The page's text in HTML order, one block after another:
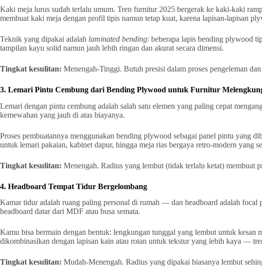
Kaki meja lurus sudah terlalu umum. Tren furnitur 2025 bergerak ke kaki-kaki
membuat kaki meja dengan profil tipis namun tetap kuat, karena lapisan-lapisan
Teknik yang dipakai adalah laminated bending: beberapa lapis bending plywood
tampilan kayu solid namun jauh lebih ringan dan akurat secara dimensi.
Tingkat kesulitan: Menengah-Tinggi. Butuh presisi dalam proses pengeleman
3. Lemari Pintu Cembung dari Bending Plywood untuk Furnitur
Lemari dengan pintu cembung adalah salah satu elemen yang paling cepat
kemewahan yang jauh di atas biayanya.
Proses pembuatannya menggunakan bending plywood sebagai panel pintu yang
untuk lemari pakaian, kabinet dapur, hingga meja rias bergaya retro-modern yang
Tingkat kesulitan: Menengah. Radius yang lembut (tidak terlalu ketat) membuat
4. Headboard Tempat Tidur Bergelombang
Kamar tidur adalah ruang paling personal di rumah — dan headboard adalah
headboard datar dari MDF atau busa semata.
Kamu bisa bermain dengan bentuk: lengkungan tunggal yang lembut untuk
dikombinasikan dengan lapisan kain atau rotan untuk tekstur yang lebih kaya —
Tingkat kesulitan: Mudah-Menengah. Radius yang dipakai biasanya lembut